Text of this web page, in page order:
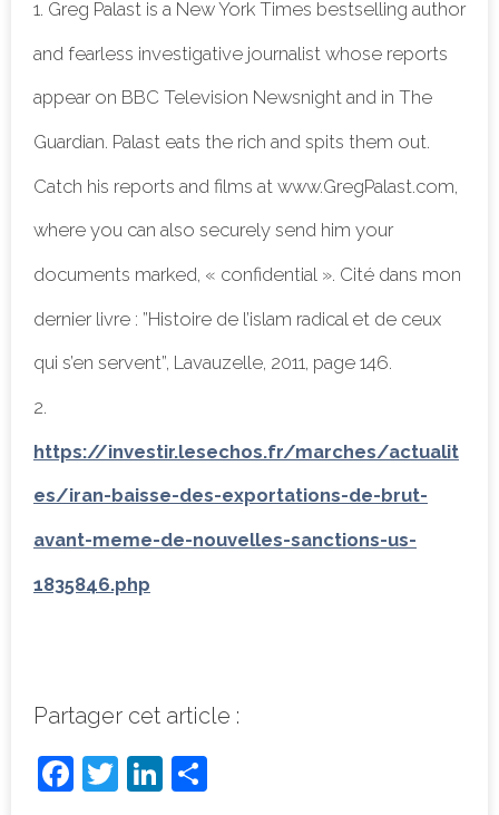
1. Greg Palast is a New York Times bestselling author
and fearless investigative journalist whose reports
appear on BBC Television Newsnight and in The
Guardian. Palast eats the rich and spits them out.
Catch his reports and films at www.GregPalast.com,
where you can also securely send him your
documents marked, « confidential ». Cité dans mon
dernier livre : ”Histoire de l’islam radical et de ceux
qui s’en servent”, Lavauzelle, 2011, page 146.
2.
https://investir.lesechos.fr/marches/actualit
es/iran-baisse-des-exportations-de-brut-
avant-meme-de-nouvelles-sanctions-us-
1835846.php
Partager cet article :
F
T
Li